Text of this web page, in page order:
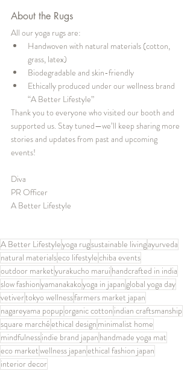
About the Rugs
All our yoga rugs are:
Handwoven with natural materials (cotton,
grass, latex)
Biodegradable and skin-friendly
Ethically produced under our wellness brand
“A Better Lifestyle”
Thank you to everyone who visited our booth and
supported us. Stay tuned—we’ll keep sharing more
stories and updates from past and upcoming
events!
Diva
PR Officer
A Better Lifestyle
A Better Lifestyleyoga rugsustainable livingayurveda
natural materialseco lifestylechiba events
outdoor marketyurakucho marui handcrafted in india
slow fashionyamanakakoyoga in japanglobal yoga day
vetivertokyo wellnessfarmers market japan
nagareyama popuporganic cotton indian craftsmanship
square marchéethical design minimalist home
mindfulnessindie brand japan handmade yoga mat
eco marketwellness japanethical fashion japan
interior decor